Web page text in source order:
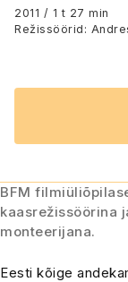
2011 / 1 t 27 min
Režissöörid:
BFM
kaasrežissöörina
monteerijana.
Eesti kõige